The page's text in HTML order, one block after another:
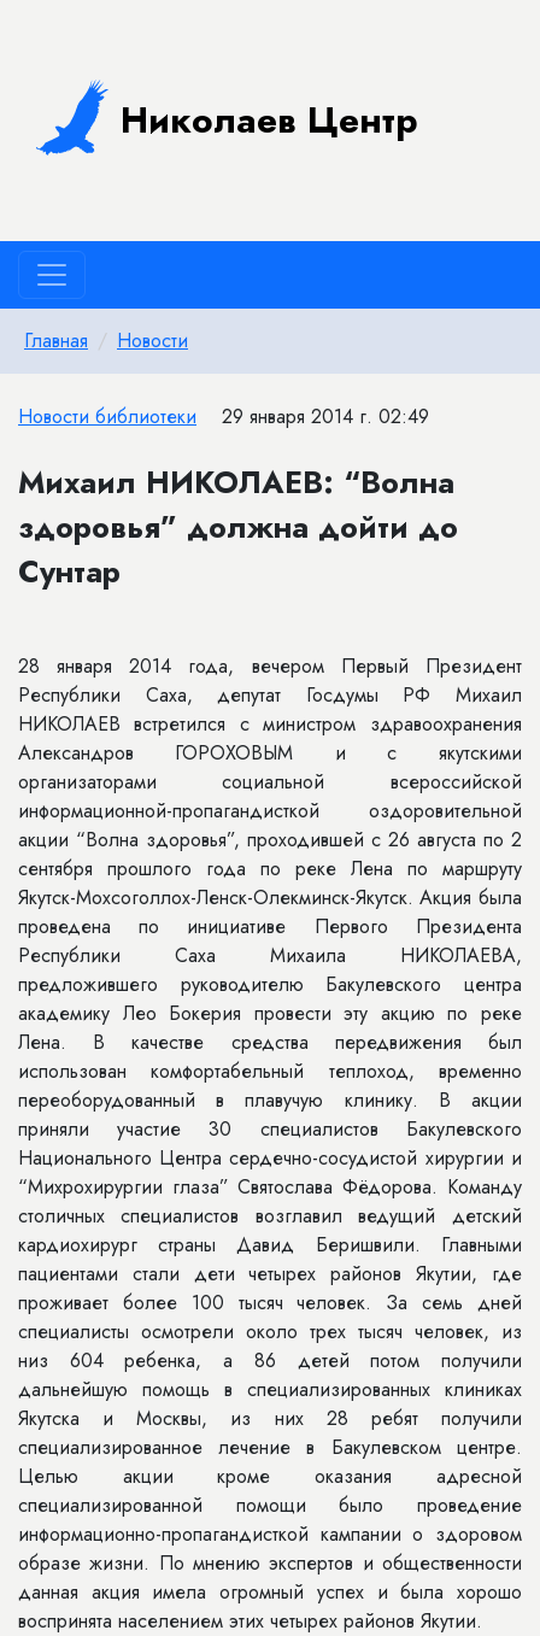
Николаев Центр
Главная Новости
Новости библиотеки 29 января 2014 г. 02:49
Михаил НИКОЛАЕВ: “Волна
здоровья” должна дойти до
Сунтар
28 января 2014 года, вечером Первый Президент
Республики Саха, депутат Госдумы РФ Михаил
НИКОЛАЕВ встретился с министром здравоохранения
Александров ГОРОХОВЫМ и с якутскими
организаторами социальной всероссийской
информационной-пропагандисткой оздоровительной
акции “Волна здоровья”, проходившей с 26 августа по 2
сентября прошлого года по реке Лена по маршруту
Якутск-Мохсоголлох-Ленск-Олекминск-Якутск. Акция была
проведена по инициативе Первого Президента
Республики Саха Михаила НИКОЛАЕВА,
предложившего руководителю Бакулевского центра
академику Лео Бокерия провести эту акцию по реке
Лена. В качестве средства передвижения был
использован комфортабельный теплоход, временно
переоборудованный в плавучую клинику. В акции
приняли участие 30 специалистов Бакулевского
Национального Центра сердечно-сосудистой хирургии и
“Михрохирургии глаза” Святослава Фёдорова. Команду
столичных специалистов возглавил ведущий детский
кардиохирург страны Давид Беришвили. Главными
пациентами стали дети четырех районов Якутии, где
проживает более 100 тысяч человек. За семь дней
специалисты осмотрели около трех тысяч человек, из
низ 604 ребенка, а 86 детей потом получили
дальнейшую помощь в специализированных клиниках
Якутска и Москвы, из них 28 ребят получили
специализированное лечение в Бакулевском центре.
Целью акции кроме оказания адресной
специализированной помощи было проведение
информационно-пропагандисткой кампании о здоровом
образе жизни. По мнению экспертов и общественности
данная акция имела огромный успех и была хорошо
воспринята населением этих четырех районов Якутии.